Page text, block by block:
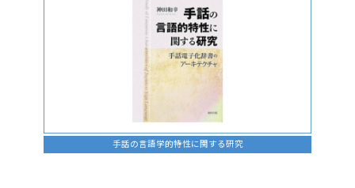
手話の言語学的特性に関する研究